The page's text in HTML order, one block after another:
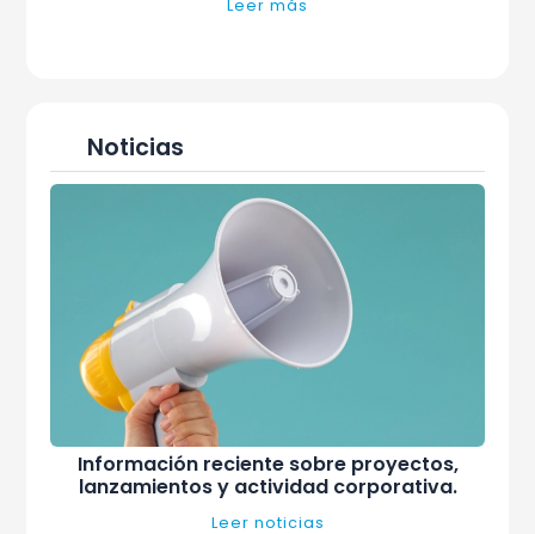
Leer más
Noticias
Información reciente sobre proyectos,
lanzamientos y actividad corporativa.
Leer noticias